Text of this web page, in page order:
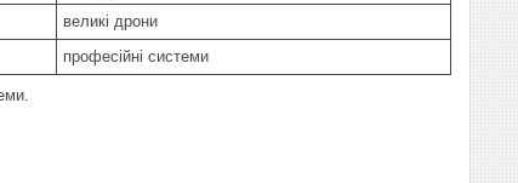
великі дрони
професійні системи